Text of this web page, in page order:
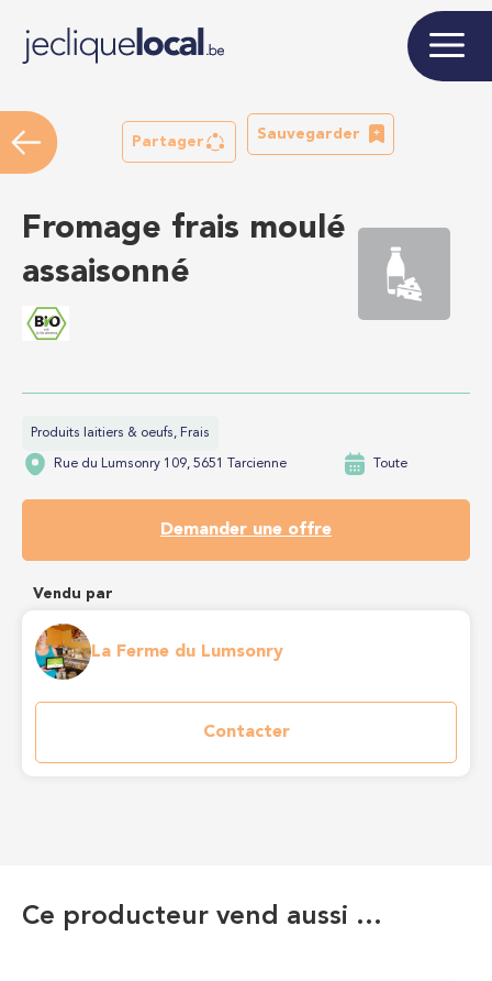
Partager
Sauvegarder
Fromage frais moulé
assaisonné
Produits laitiers & oeufs, Frais
Rue du Lumsonry 109, 5651 Tarcienne Toute
Demander une offre
Vendu par
La Ferme du Lumsonry
Contacter
Ce producteur vend aussi …